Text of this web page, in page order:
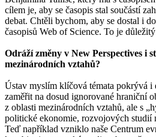
cílem je, aby se časopis stal součástí
debat. Chtěli bychom, aby se dostal i
časopisů Web of Science. To je
Odráží změny v New Perspectives i
mezinárodních vztahů?
Ústav myslím klíčová témata pokrývá i
zaměřit na dosud ignorované hraniční
z oblasti mezinárodních vztahů, ale s
politické ekonomie, rozvojových studií
Teď například vzniklo naše Centrum